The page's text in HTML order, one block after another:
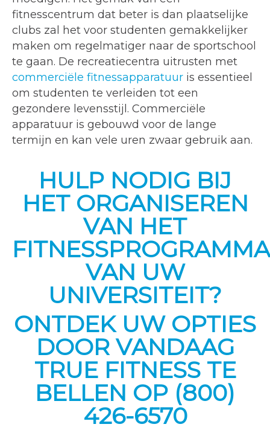
fitnesscentrum dat beter is dan plaatselijke
clubs zal het voor studenten gemakkelijker
maken om regelmatiger naar de sportschool
te gaan. De recreatiecentra uitrusten met
commerciële fitnessapparatuur is essentieel
om studenten te verleiden tot een
gezondere levensstijl. Commerciële
apparatuur is gebouwd voor de lange
termijn en kan vele uren zwaar gebruik aan.
HULP NODIG BIJ
HET ORGANISEREN
VAN HET
FITNESSPROGRAMMA
VAN UW
UNIVERSITEIT?
ONTDEK UW OPTIES
DOOR VANDAAG
TRUE FITNESS TE
BELLEN OP (800)
426-6570